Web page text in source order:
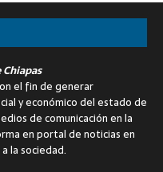
el fin de generar
y económico del estado de
de comunicación en la
en portal de noticias en
la sociedad.